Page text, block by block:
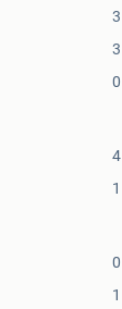
3
3
0
4
1
0
1